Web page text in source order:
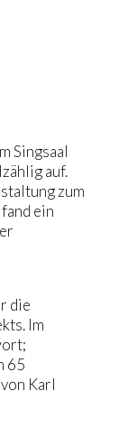
Singsaal
auf.
zum
ein
die
Im
65
Karl